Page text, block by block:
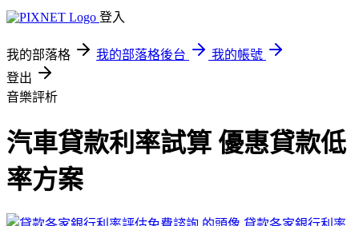
登入
我的部落格 我的部落格後台
我的帳號
登出
音樂評析
汽車貸款利率試算 優惠貸款低
率方案